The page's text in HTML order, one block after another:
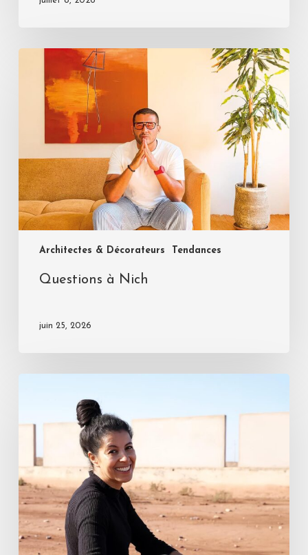
Architectes & Décorateurs Tendances
Questions à Nich
juin 25, 2026